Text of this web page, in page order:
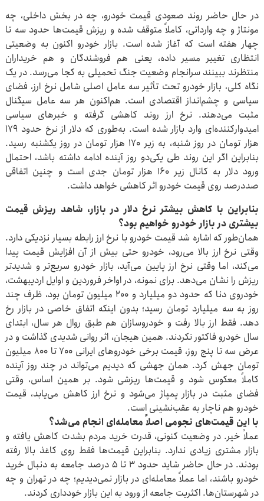
در حال حاضر روند صعودی قیمت خودرو، چه در بخش داخلی، چه
مونتاژ و چه وارداتی، کاملاً متوقف شده و ریزش قیمت‌ها حدود سه تا
چهار هفته است که آغاز شده است. بازار خودرو اکنون به وضعیتی
انتظاری تغییر مسیر داده، یعنی هم فروشندگان و هم خریداران
منتظرند ببینند سرانجام وضعیت جنگ تحمیلی به کجا می‌رسد. در یک
نگاه کلی، بازار خودرو تحت تأثیر سه عامل اصلی شامل نرخ ارز، فضای
سیاسی و چشم‌انداز اقتصادی است. هم‌اکنون هر سه عامل سیگنال
مثبت می‌دهند. نرخ ارز روند کاهشی گرفته و خبرهای سیاسی
امیدوارکننده‌ای وارد بازار شده است. به‌طوری که دلار از نرخ حدود ۱۷۹
هزار تومان در روز شنبه، به زیر ۱۷۰ هزار تومان در روز یکشنبه رسید.
بنابراین اگر این روند طی یکی‌دو روز آینده ادامه داشته باشد، احتمال
ورود دلار به کانال زیر ۱۶۰ هزار تومان جدی است و چنین اتفاقی
صددرصد روی قیمت خودرو اثر کاهشی خواهد داشت.
بنابراین با کاهش بیشتر نرخ دلار در بازار، شاهد ریزش قیمت
بیشتری در بازار خودرو خواهیم بود؟
همان‌طور که اشاره شد قیمت خودرو با نرخ ارز رابطه بسیار نزدیکی دارد.
وقتی نرخ ارز بالا می‌رود، خودرو حتی بیش از آن افزایش قیمت پیدا
می‌کند، اما وقتی نرخ ارز پایین می‌آید، بازار خودرو سریع‌تر و شدیدتر
ریزش را نشان می‌دهد. برای نمونه، در اواخر فروردین و اوایل اردیبهشت،
خودروی دنا که حدود دو میلیارد و ۲۰۰ میلیون تومان بود، ظرف چند
روز به سه میلیارد تومان رسید؛ بدون اینکه اتفاق خاصی در بازار رخ
دهد. فقط ارز بالا رفت و خودروسازان هم طبق روال هر سال، ابتدای
سال خودرو فاکتور نکردند. همین هیجان، اثر روانی شدیدی گذاشت و در
عرض سه تا پنج روز، قیمت برخی خودروهای ایرانی ۷۰۰ تا ۸۰۰ میلیون
تومان جهش کرد. همان جهشی که دیدیم می‌تواند در چند روز آینده
کاملاً معکوس شود و قیمت‌ها ریزشی شود. بر همین اساس، وقتی
فضای مثبت در بازار پمپاژ می‌شود و نرخ ارز کاهش می‌یابد، قیمت
خودرو هم ناچار به عقب‌نشینی است.
با این قیمت‌های نجومی اصلاً معامله‌ای انجام می‌شد؟
عملاً خیر. در وضعیت کنونی، قدرت خرید مردم بشدت کاهش یافته و
بازار مشتری زیادی ندارد. بنابراین قیمت‌ها فقط روی کاغذ بالا رفته
بودند. در حال حاضر شاید حدود ۳ تا ۵ درصد جامعه به دنبال خرید
خودرو باشند، اما عملاً معامله‌ای در بازار نمی‌دیدیم؛ چه در تهران و چه
در شهرستان‌ها. اکثریت جامعه از ورود به این بازار خودداری کردند.